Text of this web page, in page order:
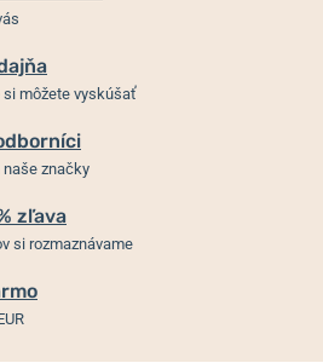
si môžete vyskúšať
značky
zľava
si rozmaznávame